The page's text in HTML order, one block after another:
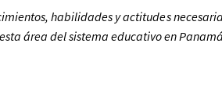
habilidades yactitudes
área del sistema educativo en